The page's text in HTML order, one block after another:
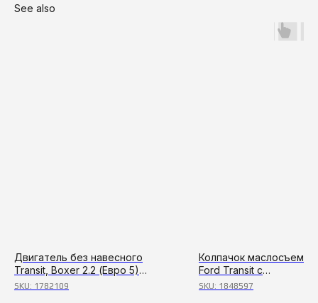
See also
Двигатель без навесного
Transit, Boxer 2.2 (Евро 5)
новый оригинал
SKU: 1782109
Колпачок
Ford Transit с
SKU: 1848597